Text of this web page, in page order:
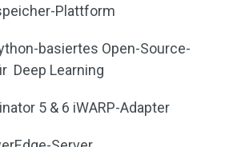
Plattform
basiertes Open-Source-
Deep Learning
5 & 6 iWARP-Adapter